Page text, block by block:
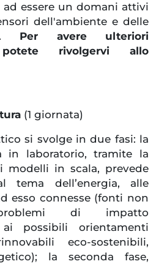
essere un domani attivi
dell'ambiente e delle
Per avere ulteriori
potete rivolgervi allo
(1 giornata)
si svolge in due fasi: la
in laboratorio, tramite la
modelli in scala, prevede
tema dell’energia, alle
esso connesse (fonti non
di impatto
possibili orientamenti
eco-sostenibili,
la seconda fase,